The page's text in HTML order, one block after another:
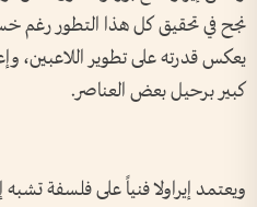
نجح في تحقيق كل هذا التطور رغم
يعكس قدرته على تطوير اللاعبين،
كبير برحيل بعض العناصر.
ويعتمد إيراولا فنياً على فلسفة